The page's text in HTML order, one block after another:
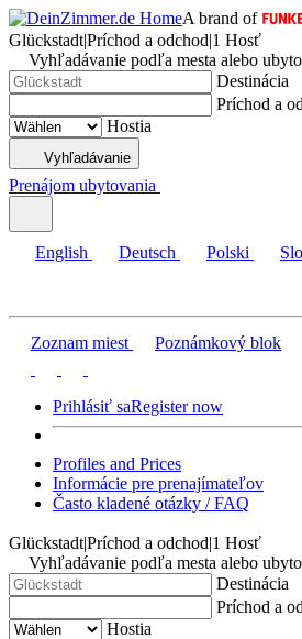
A brand of
Glückstadt|Príchod a odchod|1 Hosť
Vyhľadávanie podľa mesta alebo
Destinácia
Príchod a
Hostia
Vyhľadávanie
Prenájom ubytovania
English Deutsch Polski
Zoznam miest Poznámkový blok
Prihlásiť saRegister now
Profiles and Prices
Informácie pre prenajímateľov
Často kladené otázky / FAQ
Glückstadt|Príchod a odchod|1 Hosť
Vyhľadávanie podľa mesta alebo
Destinácia
Príchod a
Hostia